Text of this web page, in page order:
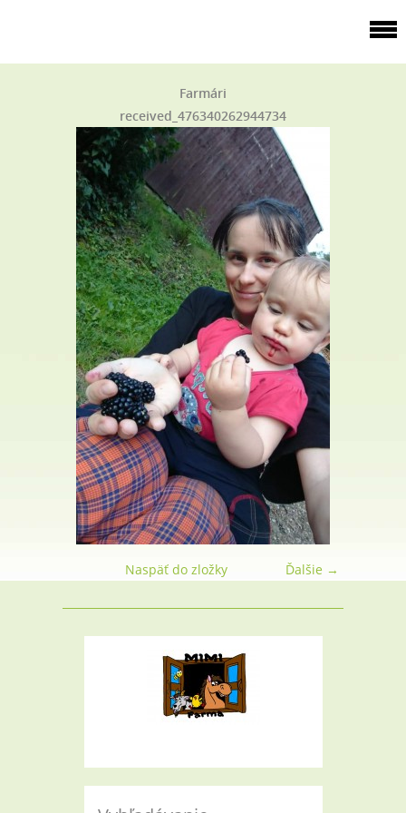
Farmári
received_476340262944734
Ďalšie →
Naspäť do zložky